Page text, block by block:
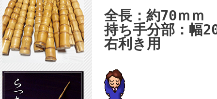
全長：約70ｍｍ
持ち手分部：幅
右利き用